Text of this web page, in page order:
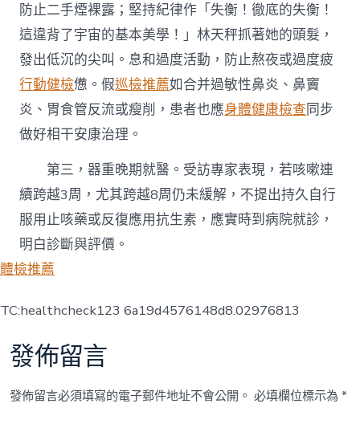
防止二手煙裸露；堅持紀律作「失衡！徹底的失衡！
這違背了宇宙的基本美學！」林天秤抓著她的頭髮，
發出低沉的尖叫。息和過度活動，防止熬夜或過度疲
行動健檢憊。假巡檢推薦如合并過敏性鼻炎、鼻竇
炎、胃食管反流或瘦削，患者也應身體健康檢查同步
做好相干安康治理。
第三，器重晚期就醫。受訪專家表現，若咳嗽連
續跨越3周，尤其跨越8周仍未緩解，不提出持久自行
服用止咳藥或反復應用抗生素，應實時到病院就診，
明白診斷與評價。
體檢推薦
TC:healthcheck123 6a19d4576148d8.02976813
發佈留言
發佈留言必須填寫的電子郵件地址不會公開。 必填欄位標示為*